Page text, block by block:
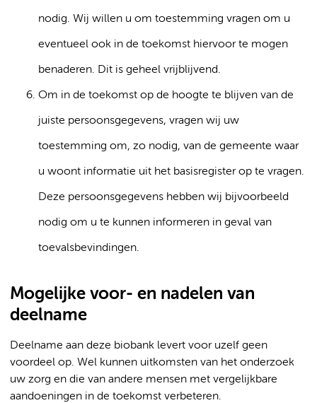
nodig. Wij willen u om toestemming vragen om u
eventueel ook in de toekomst hiervoor te mogen
benaderen. Dit is geheel vrijblijvend.
Om in de toekomst op de hoogte te blijven van de
juiste persoonsgegevens, vragen wij uw
toestemming om, zo nodig, van de gemeente waar
u woont informatie uit het basisregister op te vragen.
Deze persoonsgegevens hebben wij bijvoorbeeld
nodig om u te kunnen informeren in geval van
toevalsbevindingen.
Mogelijke voor- en nadelen van
deelname
Deelname aan deze biobank levert voor uzelf geen
voordeel op. Wel kunnen uitkomsten van het onderzoek
uw zorg en die van andere mensen met vergelijkbare
aandoeningen in de toekomst verbeteren.